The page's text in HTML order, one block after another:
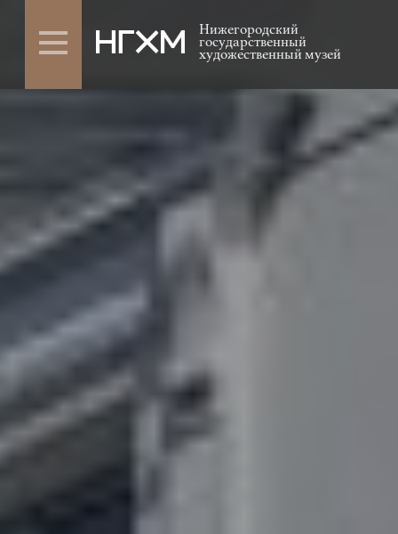
Нижегородский
государственный
художественный музей